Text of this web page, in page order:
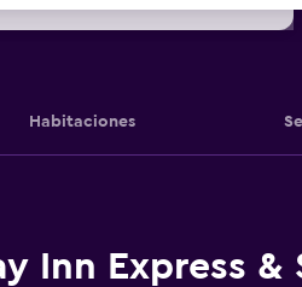
Habitaciones
Inn Express